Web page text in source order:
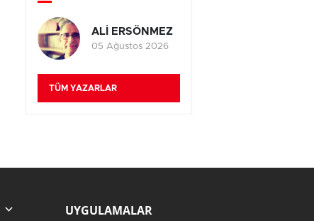
ALİ ERSÖNMEZ
05 Ağustos 2026
TÜM YAZARLAR
UYGULAMALAR